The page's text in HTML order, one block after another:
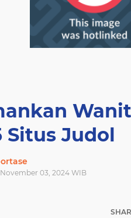
Situs Judol
03, 2024 WIB